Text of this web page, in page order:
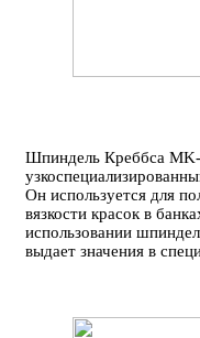
Шпиндель Креббса
Он используется для
вязкости красок в
использовании
выдает значения в